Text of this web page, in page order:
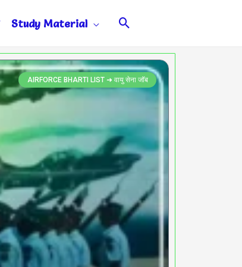
Study Material Search
AIRFORCE BHARTI LIST ➜ वायु सेना जॉब